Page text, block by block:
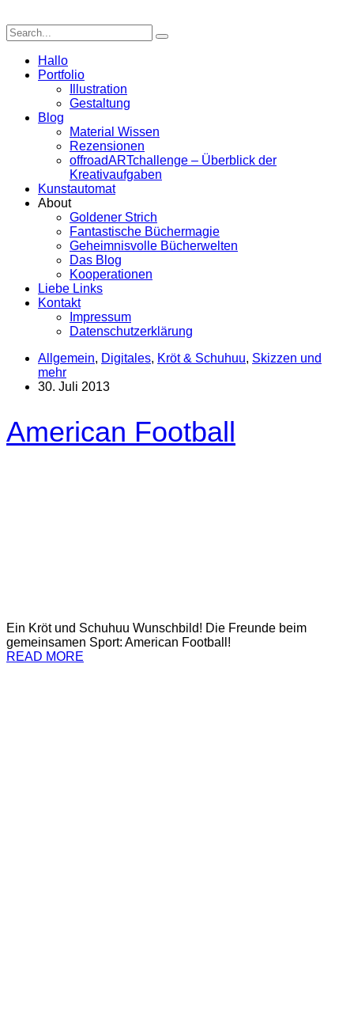
Hallo
Portfolio
Illustration
Gestaltung
Blog
Material Wissen
Rezensionen
offroadARTchallenge – Überblick der
Kreativaufgaben
Kunstautomat
About
Goldener Strich
Fantastische Büchermagie
Geheimnisvolle Bücherwelten
Das Blog
Kooperationen
Liebe Links
Kontakt
Impressum
Datenschutzerklärung
Allgemein, Digitales, Kröt & Schuhuu, Skizzen und
mehr
30. Juli 2013
American Football
Ein Kröt und Schuhuu Wunschbild! Die Freunde beim
gemeinsamen Sport: American Football!
READ MORE